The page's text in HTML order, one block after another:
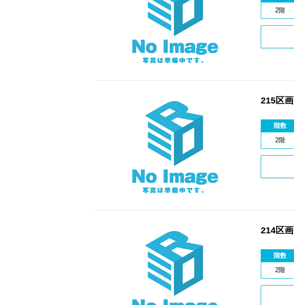
2階
215区画
階数
2階
214区画
階数
2階